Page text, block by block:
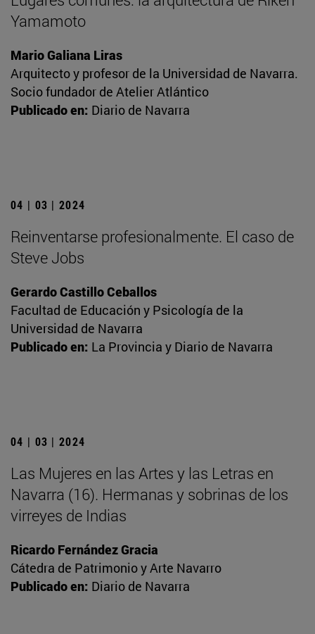
Yamamoto
Mario Galiana Liras
Arquitecto y profesor de la Universidad de Navarra.
Socio fundador de Atelier Atlántico
Publicado en: Diario de Navarra
04 | 03 | 2024
Reinventarse profesionalmente. El caso de
Steve Jobs
Gerardo Castillo Ceballos
Facultad de Educación y Psicología de la
Universidad de Navarra
Publicado en: La Provincia y Diario de Navarra
04 | 03 | 2024
Las Mujeres en las Artes y las Letras en
Navarra (16). Hermanas y sobrinas de los
virreyes de Indias
Ricardo Fernández Gracia
Cátedra de Patrimonio y Arte Navarro
Publicado en: Diario de Navarra